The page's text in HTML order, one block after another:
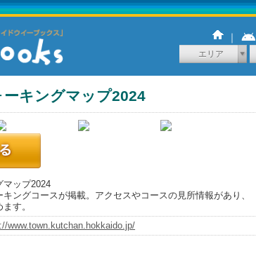
｜
エリア
キングマップ2024
マップ2024
キングコースが掲載。アクセスやコースの見所情報があり、
す。
www.town.kutchan.hokkaido.jp/